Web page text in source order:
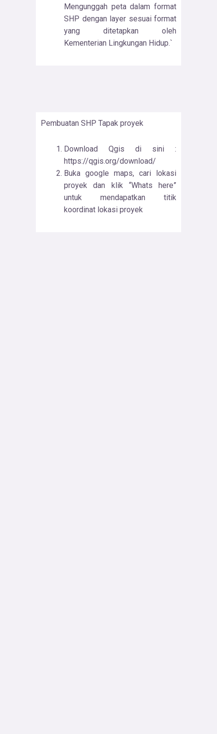
Mengunggah peta dalam format
SHP dengan layer sesuai format
yang ditetapkan oleh
Kementerian Lingkungan Hidup.`
Pembuatan SHP Tapak proyek
Download Qgis di sini :
https://qgis.org/download/
Buka google maps, cari lokasi
proyek dan klik “Whats here”
untuk mendapatkan titik
koordinat lokasi proyek